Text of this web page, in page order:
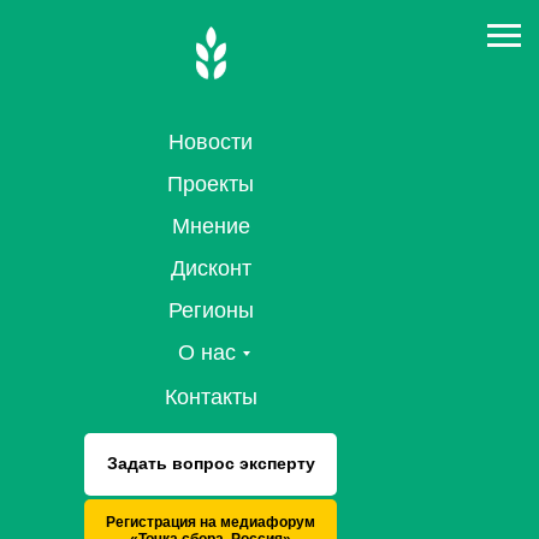
Новости
Проекты
Мнение
Дисконт
Регионы
О нас
Контакты
Задать вопрос эксперту
Регистрация на медиафорум